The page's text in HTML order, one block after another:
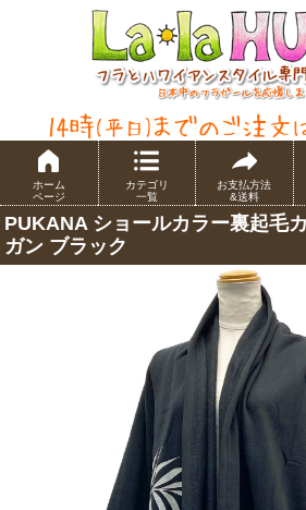
ホーム
ページ
カテゴリ
一覧
お支払方法
&送料
PUKANA ショールカラー裏起毛
ガン ブラック